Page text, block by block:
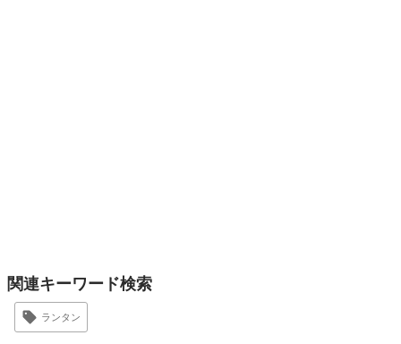
関連キーワード検索
ランタン